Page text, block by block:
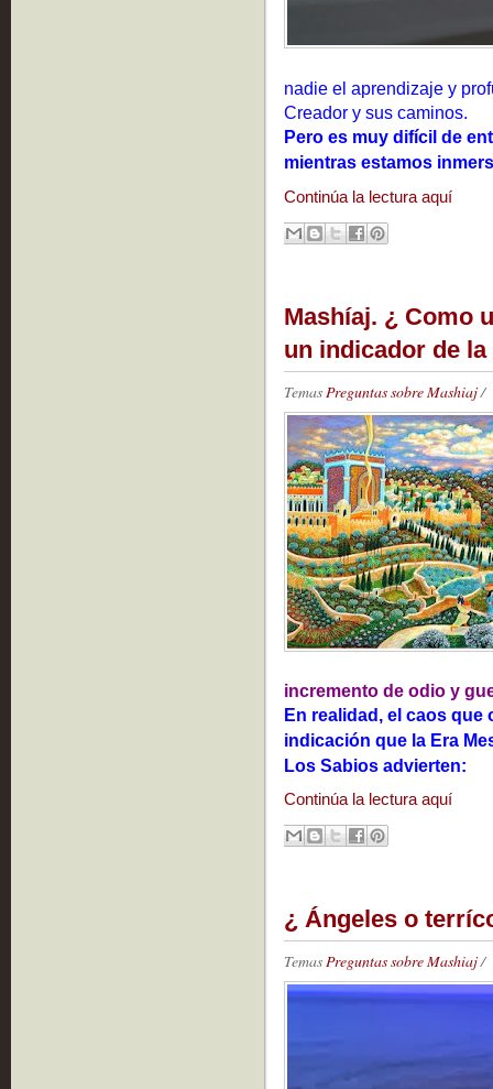
nadie el aprendizaje y
Creador y sus caminos.
Pero es muy difícil de
mientras estamos
Continúa la lectura aquí
Mashíaj. ¿ Como
un indicador de
Temas Preguntas sobre Mashiaj/
incremento de odio y
En realidad, el caos que
indicación que la Era
Los Sabios advierten:
Continúa la lectura aquí
¿ Ángeles o
TemasPreguntas sobre Mashiaj/